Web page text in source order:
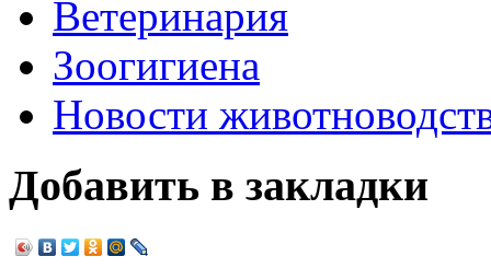
Ветеринария
Зоогигиена
Новости
Добавить в закладки